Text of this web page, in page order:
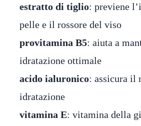
estratto di tiglio: previene
pelle e il rossore del viso
provitamina B5: aiuta a
idratazione ottimale
acido ialuronico: assicura il
idratazione
vitamina E: vitamina della